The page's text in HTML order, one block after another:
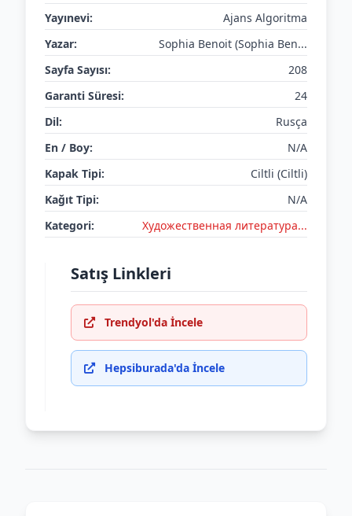
Yayınevi:
Ajans Algoritma
Yazar:
Sophia Benoit (Sophia Ben...
Sayfa Sayısı:
208
Garanti Süresi:
24
Dil:
Rusça
En / Boy:
N/A
Kapak Tipi:
Ciltli (Ciltli)
Kağıt Tipi:
N/A
Kategori:
Художественная литература...
Satış Linkleri
Trendyol'da İncele
Hepsiburada'da İncele